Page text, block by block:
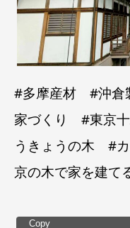
#多摩産材 #沖倉
家づくり #東京
うきょうの木 #
京の木で家を建て
Copy